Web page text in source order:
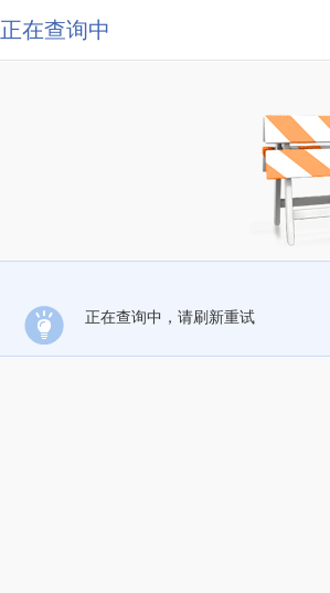
正在查询中
正在查询中，请刷新重试